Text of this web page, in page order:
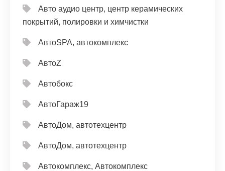
Авто аудио центр, центр керамических
покрытий, полировки и химчистки
АвтоSPA, автокомплекс
АвтоZ
Автобокс
АвтоГараж19
АвтоДом, автотехцентр
АвтоДом, автотехцентр
Автокомплекс, Автокомплекс